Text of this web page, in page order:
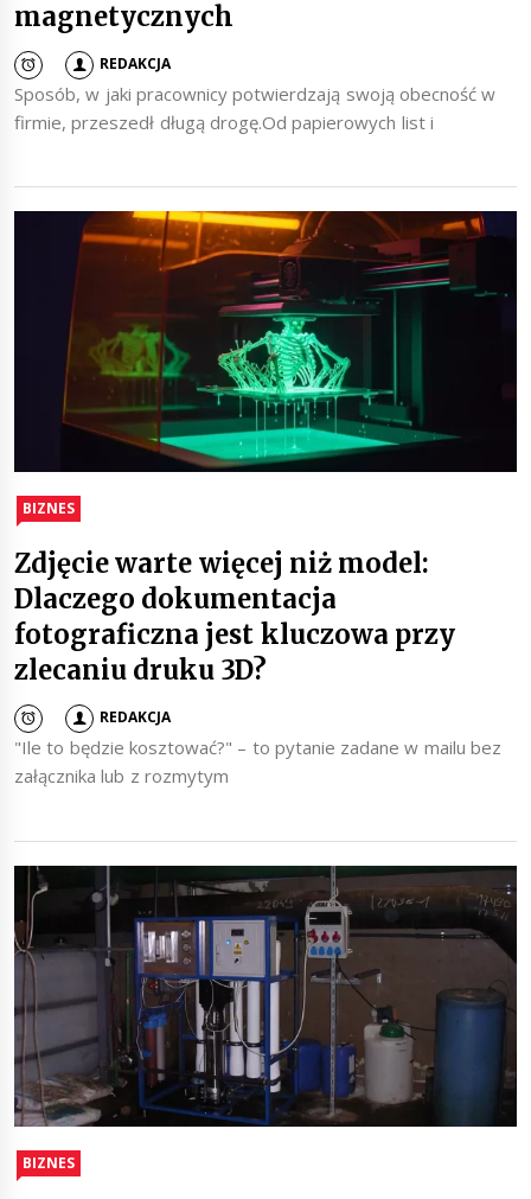
magnetycznych
REDAKCJA
Sposób, w jaki pracownicy potwierdzają swoją obecność w
firmie, przeszedł długą drogę.Od papierowych list i
BIZNES
Zdjęcie warte więcej niż model:
Dlaczego dokumentacja
fotograficzna jest kluczowa przy
zlecaniu druku 3D?
REDAKCJA
"Ile to będzie kosztować?" – to pytanie zadane w mailu bez
załącznika lub z rozmytym
BIZNES